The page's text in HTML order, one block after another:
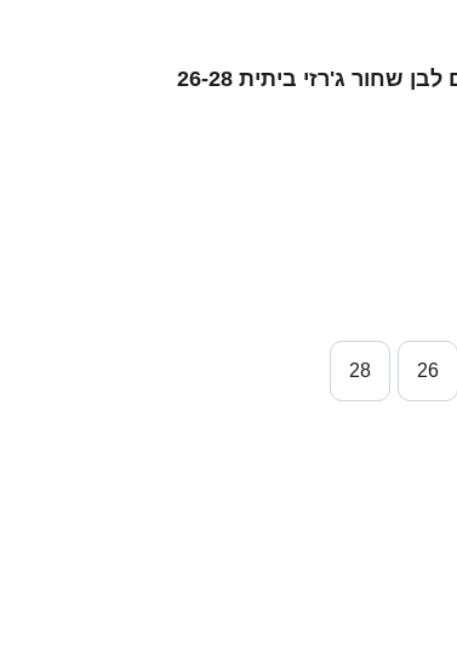
ילדים סינגפור Adam Faizal #8 אדום לבן שחור ג'רזי ביתית 26-28
26
28